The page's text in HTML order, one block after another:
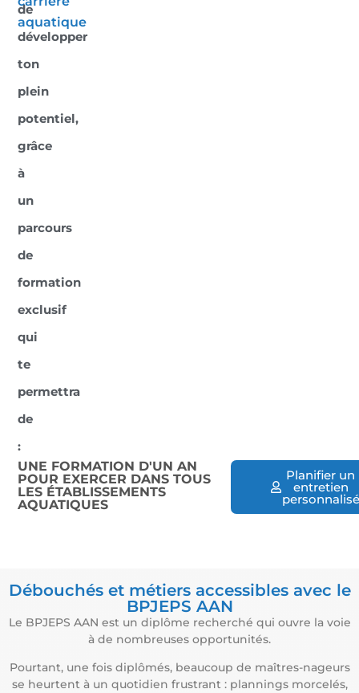
aquatique
de
développer
ton
plein
potentiel,
grâce
à
un
parcours
de
formation
exclusif
qui
te
permettra
de
:
UNE FORMATION D'UN AN
POUR EXERCER DANS TOUS
LES ÉTABLISSEMENTS
AQUATIQUES
Planifier un
entretien
personnalisé
Débouchés et métiers accessibles avec le
BPJEPS AAN
Le BPJEPS AAN est un diplôme recherché qui ouvre la voie
à de nombreuses opportunités.
Pourtant, une fois diplômés, beaucoup de maîtres-nageurs
se heurtent à un quotidien frustrant : plannings morcelés,